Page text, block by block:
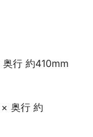
行 約410mm
奥行 約